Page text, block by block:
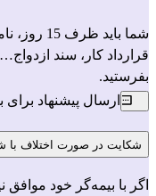
بفرستید.
ارسال پیشنهاد برای
شکایت در صورت اختلاف با